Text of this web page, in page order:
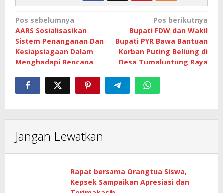
Navigasi
pos
Pos sebelumnya
AARS Sosialisasikan
Sistem Penanganan Dan
Kesiapsiagaan Dalam
Menghadapi Bencana
Pos berikutnya
Bupati FDW dan Wakil
Bupati PYR Bawa Bantuan
Korban Puting Beliung di
Desa Tumaluntung Raya
Jangan Lewatkan
Rapat bersama Orangtua Siswa,
Kepsek Sampaikan Apresiasi dan